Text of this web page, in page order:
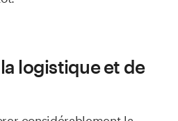
logistique et de